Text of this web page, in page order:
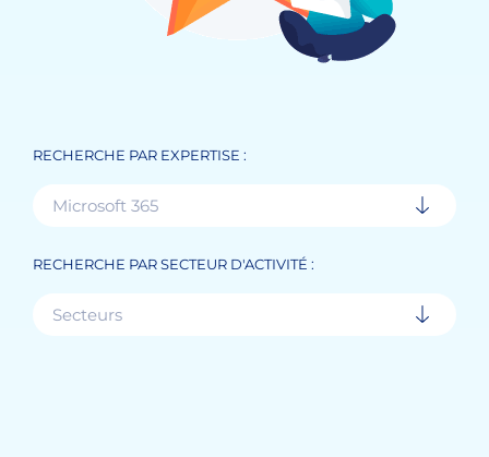
RECHERCHE PAR EXPERTISE :
Microsoft 365
RECHERCHE PAR SECTEUR D'ACTIVITÉ :
Secteurs